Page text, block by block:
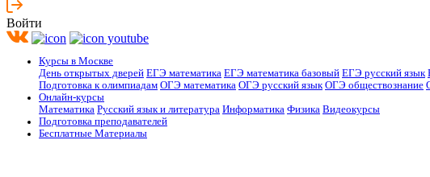
Войти
Курсы в Москве
День открытых дверей ЕГЭ математика ЕГЭ математика базовый ЕГЭ русский язык
Подготовка к олимпиадам ОГЭ математика ОГЭ русский язык ОГЭ обществознание
Онлайн-курсы
Математика Русский язык и литература Информатика Физика Видеокурсы
Подготовка преподавателей
Бесплатные Материалы